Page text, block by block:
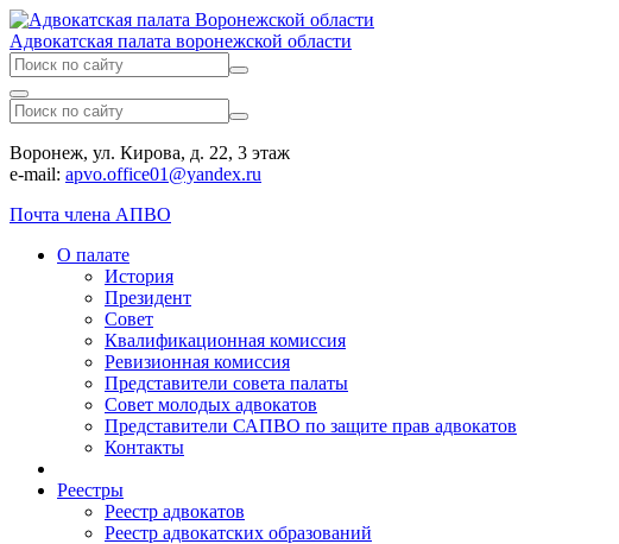
Адвокатская палата воронежской области
Воронеж, ул. Кирова, д. 22, 3 этаж
e-mail: apvo.office01@yandex.ru
Почта члена АПВО
О палате
История
Президент
Совет
Квалификационная комиссия
Ревизионная комиссия
Представители совета палаты
Совет молодых адвокатов
Представители САПВО по защите прав адвокатов
Контакты
Реестры
Реестр адвокатов
Реестр адвокатских образований